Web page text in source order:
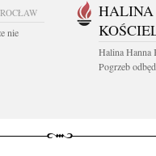
nie
Halina Hanna
Pogrzeb